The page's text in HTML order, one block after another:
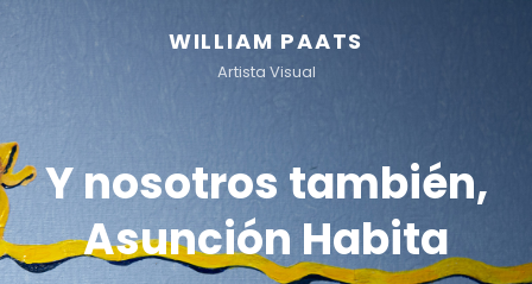
WILLIAM PAATS
Artista Visual
Y nosotros también,
Asunción Habita